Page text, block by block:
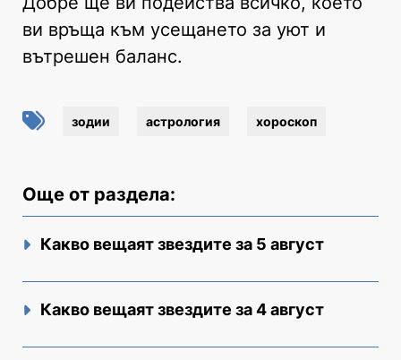
ви връща към усещането за уют и
вътрешен баланс.
зодии астрология хороскоп
Още от раздела:
Какво вещаят звездите за 5 август
Какво вещаят звездите за 4 август